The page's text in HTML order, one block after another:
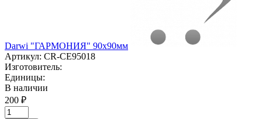
Darwi "ГАРМОНИЯ" 90х90мм
Артикул: CR-CE95018
Изготовитель:
Единицы:
В наличии
200 ₽